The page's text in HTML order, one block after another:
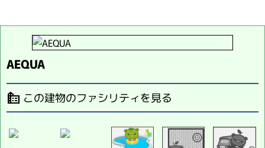
AEQUA
source_environment この建物のファシリティを見る